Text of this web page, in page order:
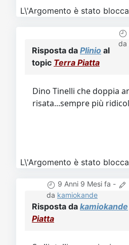
L\'Argomento è stato
da
Risposta da Plinio al
topic Terra Piatta
Dino Tinelli che doppia
risata...sempre più
L\'Argomento è stato
9 Anni 9 Mesi fa -
da kamiokande
Risposta da kamiokande
Piatta